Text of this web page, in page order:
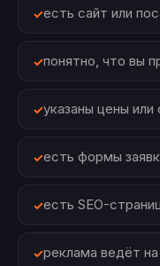
есть сайт или
понятно, что вы
указаны цены или
есть формы
есть SEO-
реклама ведёт